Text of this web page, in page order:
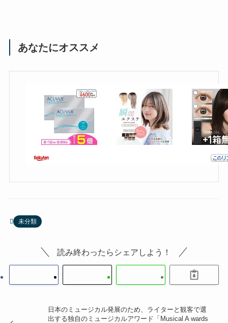
あなたにオススメ
未分類
読み終わったらシェアしよう！
日本のミュージカル発展のため、ライターと観客で選
出する独自のミュージカルアワード「Musical A wards